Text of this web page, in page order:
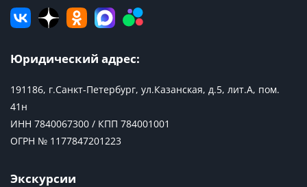
Юридический адрес:
191186, г.Санкт-Петербург, ул.Казанская, д.5, лит.А, пом.
41н
ИНН 7840067300 / КПП 784001001
ОГРН № 1177847201223
Экскурсии